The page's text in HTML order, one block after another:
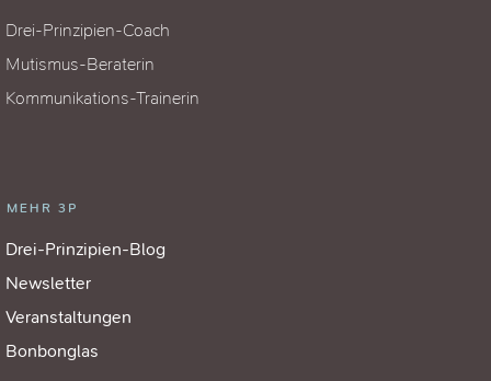
Drei-Prinzipien-Coach
Mutismus-Beraterin
Kommunikations-Trainerin
MEHR 3P
Drei-Prinzipien-Blog
Newsletter
Veranstaltungen
Bonbonglas